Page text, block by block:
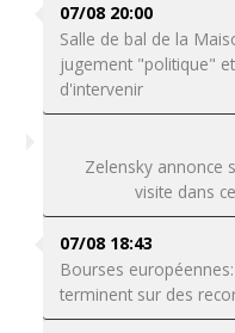
07/08 20:00
Salle de bal de la
jugement "politique"
d'intervenir
Zelensky annonce
visite dans
07/08 18:43
Bourses
terminent sur des